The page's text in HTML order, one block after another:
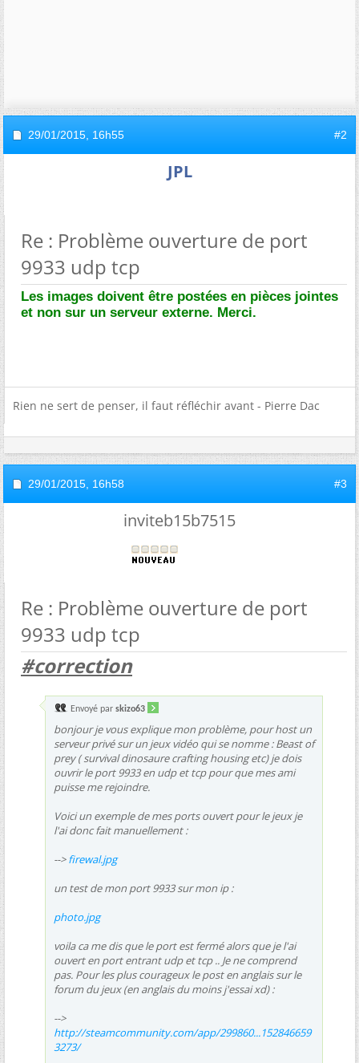
29/01/2015, 16h55 #2
JPL
Re : Problème ouverture de port
9933 udp tcp
Les images doivent être postées en pièces jointes
et non sur un serveur externe. Merci.
Rien ne sert de penser, il faut réfléchir avant - Pierre Dac
29/01/2015, 16h58 #3
inviteb15b7515
Re : Problème ouverture de port
9933 udp tcp
#correction
Envoyé par skizo63
bonjour je vous explique mon problème, pour host un
serveur privé sur un jeux vidéo qui se nomme : Beast of
prey ( survival dinosaure crafting housing etc) je dois
ouvrir le port 9933 en udp et tcp pour que mes ami
puisse me rejoindre.
Voici un exemple de mes ports ouvert pour le jeux je
l'ai donc fait manuellement :
-->firewal.jpg
un test de mon port 9933 sur mon ip :
photo.jpg
voila ca me dis que le port est fermé alors que je l'ai
ouvert en port entrant udp et tcp .. Je ne comprend
pas. Pour les plus courageux le post en anglais sur le
forum du jeux (en anglais du moins j'essai xd) :
-->
http://steamcommunity.com/app/299860...152846659
3273/